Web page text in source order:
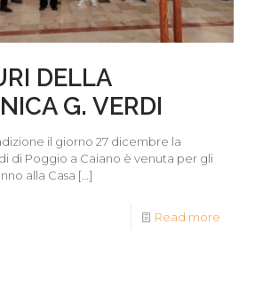
DELLA
G. VERDI
il giorno 27 dicembre la
di Poggio a Caiano è venuta per gli
alla Casa […]
Read more